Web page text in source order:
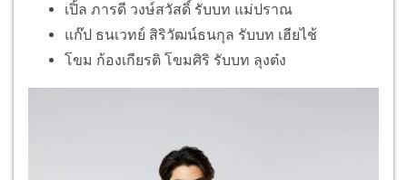
เปิ้ล ภารดี วงษ์สวัสดิ์ รับบท แม่ปราณ
แก๊ป ธนเวทย์ สิริวัฒน์ธนกุล รับบท เฮียไช้
โขม ก้องเกียรติ โขมศิริ รับบท ลุงต๋ง